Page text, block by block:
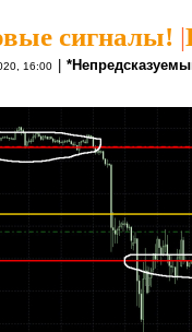
сигналы! |
16:00